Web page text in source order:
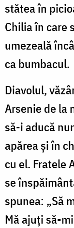
stătea în
Chilia în care
umezeală
ca bumbacul.
Diavolul,
Arsenie de la
să-i aducă
apărea și în
cu el. Fratele
se
spunea: „Să
Mă ajuți să-